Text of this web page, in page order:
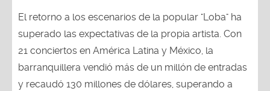
El retorno a los escenarios de la popular "Loba" ha
superado las expectativas de la propia artista. Con
21 conciertos en América Latina y México, la
barranquillera vendió más de un millón de entradas
y recaudó 130 millones de dólares, superando a